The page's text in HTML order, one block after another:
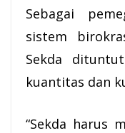
Sebagai
sistem
Sekda
kuantitas dan
“Sekda harus